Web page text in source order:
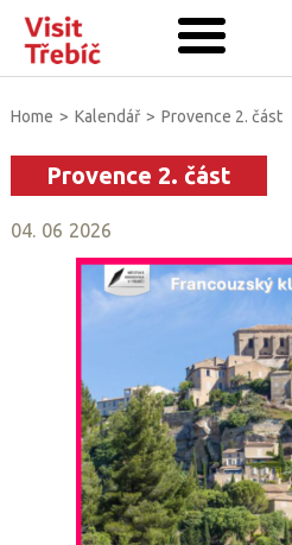
Home > Kalendář > Provence 2. část
Provence 2. část
04. 06 2026